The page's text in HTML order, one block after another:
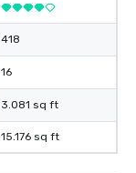
418
16
3.081 sq ft
15.176 sq ft